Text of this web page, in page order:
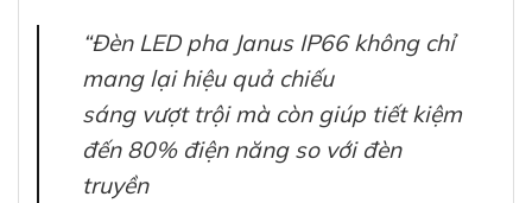
“Đèn LED pha Janus IP66 không chỉ
mang lại hiệu quả chiếu
sáng vượt trội mà còn giúp tiết kiệm
đến 80% điện năng so với đèn
truyền